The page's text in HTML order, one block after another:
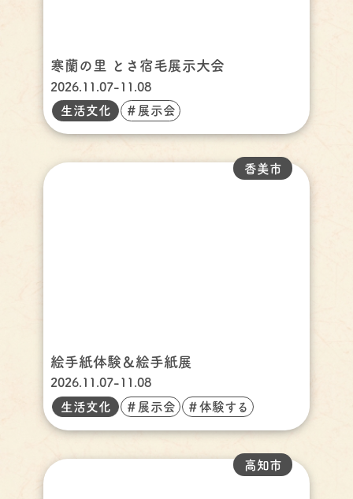
寒蘭の里 とさ宿毛展示大会
2026.11.07-11.08
生活文化
＃展示会
絵手紙体験＆絵手紙展
香美市
2026.11.07-11.08
生活文化
＃展示会 ＃体験する
高知市